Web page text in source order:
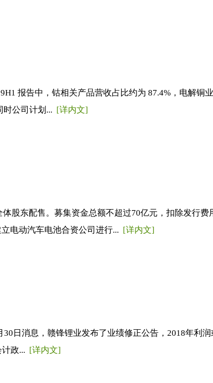
报告中，钴相关产品营收占比约为 87.4%，电解铜
时公司计划... [详内文]
股东配售。募集资金总额不超过70亿元，扣除发行
电动汽车电池合资公司进行... [详内文]
日消息，赣锋锂业发布了业绩修正公告，2018年利
政... [详内文]